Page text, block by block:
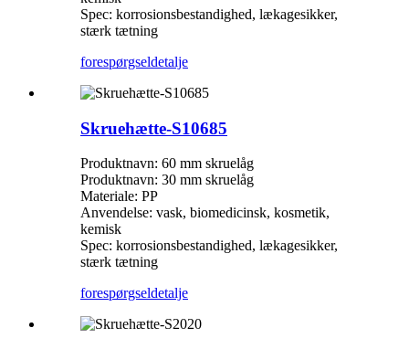
Spec: korrosionsbestandighed, lækagesikker,
stærk tætning
forespørgseldetalje
Skruehætte-S10685
Produktnavn: 60 mm skruelåg
Produktnavn: 30 mm skruelåg
Materiale: PP
Anvendelse: vask, biomedicinsk, kosmetik,
kemisk
Spec: korrosionsbestandighed, lækagesikker,
stærk tætning
forespørgseldetalje